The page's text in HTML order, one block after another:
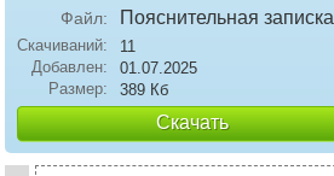
Файл: Пояснительная записка
Скачиваний:
11
Добавлен:
01.07.2025
Размер:
389 Кб
Скачать